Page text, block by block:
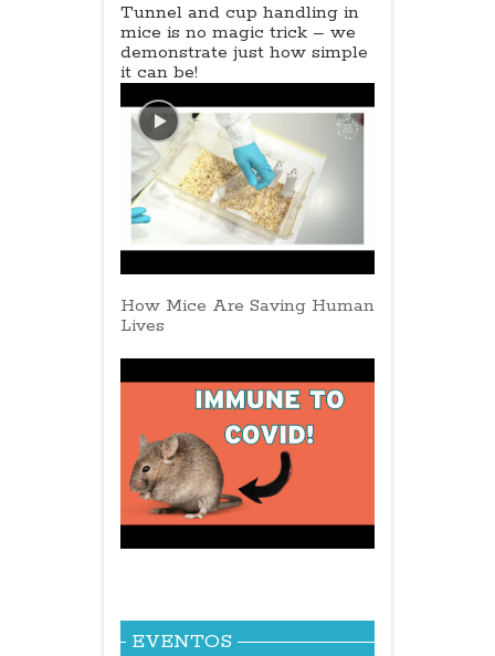
Tunnel and cup handling in
mice is no magic trick – we
demonstrate just how simple
it can be!
How Mice Are Saving Human
Lives
EVENTOS